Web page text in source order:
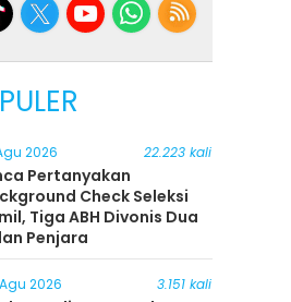
2026 22.223 kali
Pertanyakan
Check Seleksi
Tiga ABH Divonis Dua
Penjara
2026 3.151 kali